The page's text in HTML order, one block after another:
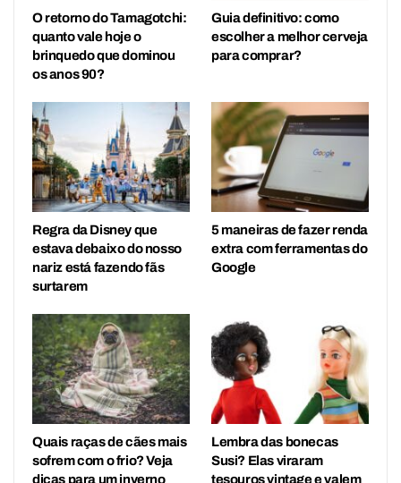
O retorno do Tamagotchi:
quanto vale hoje o
brinquedo que dominou
os anos 90?
Guia definitivo: como
escolher a melhor cerveja
para comprar?
Regra da Disney que
estava debaixo do nosso
nariz está fazendo fãs
surtarem
5 maneiras de fazer renda
extra com ferramentas do
Google
Quais raças de cães mais
sofrem com o frio? Veja
dicas para um inverno
Lembra das bonecas
Susi? Elas viraram
tesouros vintage e valem